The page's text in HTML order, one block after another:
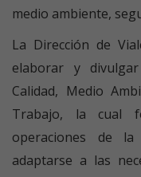
medio ambiente,
La Dirección de
elaborar y
Calidad, Medio
Trabajo, la cual
operaciones de
adaptarse a las